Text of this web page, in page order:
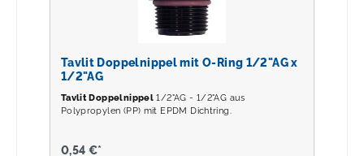
Tavlit Doppelnippel mit O-Ring 1/2"AG x
1/2"AG
Tavlit Doppelnippel 1/2"AG - 1/2"AG aus
Polypropylen (PP) mit EPDM Dichtring.
0,54 €*